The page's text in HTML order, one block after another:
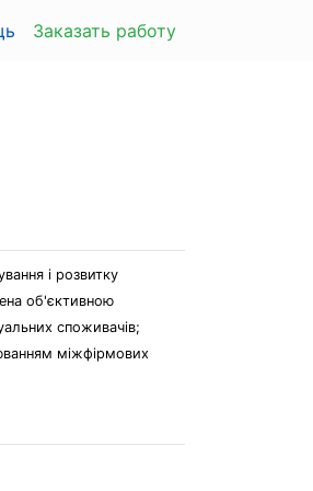
Заказать работу
і розвитку
об'єктивною
споживачів;
міжфірмових